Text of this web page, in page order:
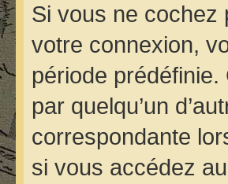
Si vous ne cochez
votre connexion,
période
par quelqu’un
correspondante
si vous accédez